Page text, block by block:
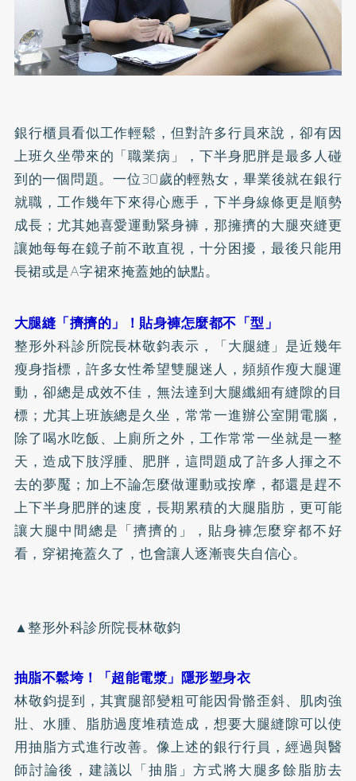
銀行櫃員看似工作輕鬆，但對許多行員來說，卻有因
上班久坐帶來的「職業病」，下半身肥胖是最多人碰
到的一個問題。一位30歲的輕熟女，畢業後就在銀行
就職，工作幾年下來得心應手，下半身線條更是順勢
成長；尤其她喜愛運動緊身褲，那擁擠的大腿夾縫更
讓她每每在鏡子前不敢直視，十分困擾，最後只能用
長裙或是A字裙來掩蓋她的缺點。
大腿縫「擠擠的」！貼身褲怎麼都不「型」
整形外科診所院長林敬鈞表示，「大腿縫」是近幾年
瘦身指標，許多女性希望雙腿迷人，頻頻作瘦大腿運
動，卻總是成效不佳，無法達到大腿纖細有縫隙的目
標；尤其上班族總是久坐，常常一進辦公室開電腦，
除了喝水吃飯、上廁所之外，工作常常一坐就是一整
天，造成下肢浮腫、肥胖，這問題成了許多人揮之不
去的夢魘；加上不論怎麼做運動或按摩，都還是趕不
上下半身肥胖的速度，長期累積的大腿脂肪，更可能
讓大腿中間總是「擠擠的」，貼身褲怎麼穿都不好
看，穿裙掩蓋久了，也會讓人逐漸喪失自信心。
▲整形外科診所院長林敬鈞
抽脂不鬆垮！「超能電漿」隱形塑身衣
林敬鈞提到，其實腿部變粗可能因骨骼歪斜、肌肉強
壯、水腫、脂肪過度堆積造成，想要大腿縫隙可以使
用抽脂方式進行改善。像上述的銀行行員，經過與醫
師討論後，建議以「抽脂」方式將大腿多餘脂肪去